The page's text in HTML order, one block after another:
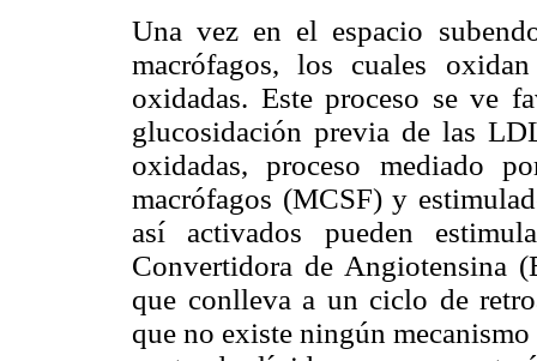
Una vez en el espacio
macrófagos, los cuales
oxidadas. Este proceso se ve
glucosidación previa de las
oxidadas, proceso mediado
macrófagos (MCSF) y
así activados pueden
Convertidora de Angiotensina
que conlleva a un ciclo de
que no existe ningún